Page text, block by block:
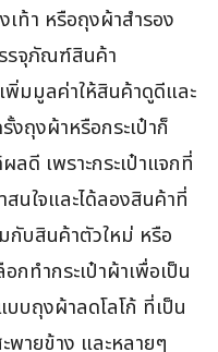
เท้า หรือถุงผ้าสำรอง
รจุภัณฑ์สินค้า
มมูลค่าให้สินค้าดูดีและ
ถุงผ้าหรือกระเป๋าก็
ลดี เพราะกระเป๋าแจกที่
นใจและได้ลองสินค้าที่
กับสินค้าตัวใหม่ หรือ
ทำกระเป๋าผ้าเพื่อเป็น
บถุงผ้าลดโลโก้ ที่เป็น
ายข้าง และหลายๆ